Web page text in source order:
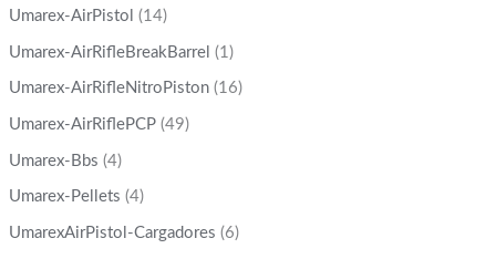
Umarex-AirPistol (14)
Umarex-AirRifleBreakBarrel (1)
Umarex-AirRifleNitroPiston (16)
Umarex-AirRiflePCP (49)
Umarex-Bbs (4)
Umarex-Pellets (4)
UmarexAirPistol-Cargadores (6)